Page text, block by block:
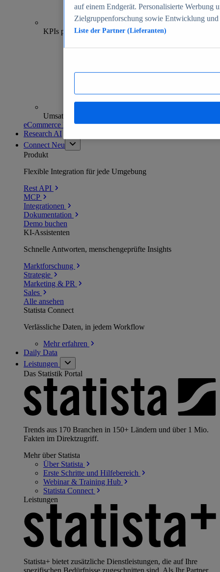
70+
KPIs pro Shop
Umsatzanalysen und -prognosen
eCommerce Insights entdecken
Research AI
Connect Neu
Produkt
Flexible Integration für jede Umgebung
Rest API
MCP
Integrationen
Dokumentation
Demo buchen
KI-Assistenten
Schnelle Antworten, menschengeprüfte Insights
Marktforschung
Strategie
Marketing & PR
Sales
Alle ansehen
Statista Connect
Verlässliche Daten, in jedem Workflow
Mehrerfahren
Daily Data
Leistungen
Das Statistik Portal
Trends aus 170 Branchen in 150+ Ländern und über 1 Mio.
Fakten im Direktzugriff.
Mehr über Statista
Über Statista
Erste Schritte und Hilfebereich
Webinar & Training Hub
Statista Connect
Leistungen
Statista+ bietet zusätzliche Dienstleistungen, die auf Ihre
spezifischen Bedürfnisse zugeschnitten sind. Als Ihr Partner
auf einem Endgerät. Personalisierte Werbung
Zielgruppenforschung sowie Entwicklung
Liste der Partner (Lieferanten)